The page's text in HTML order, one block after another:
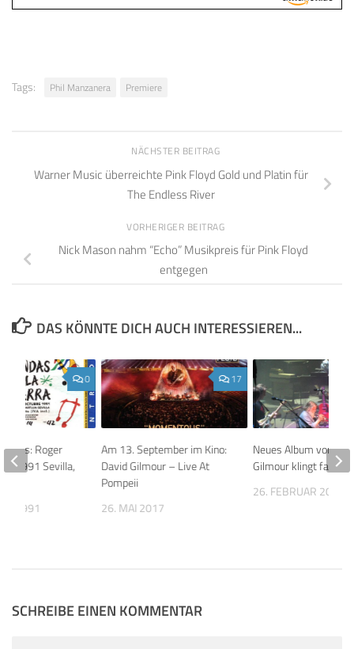
Tags: Phil Manzanera Premiere
NÄCHSTER BEITRAG
Warner Music überreichte Pink Floyd Gold und Platin für
The Endless River
VORHERIGER BEITRAG
Nick Mason nahm “Echo” Musikpreis für Pink Floyd
entgegen
DAS KÖNNTE DICH AUCH INTERESSIEREN...
17
Am 13. September im Kino:
David Gilmour – Live At
Pompeii
26. MAI 2017
Neues Album von
Gilmour klingt
26. FEBRUAR 2015
0
Roger
Sevilla,
1991
SCHREIBE EINEN KOMMENTAR